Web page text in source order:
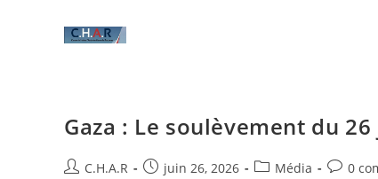
Gaza : Le soulèvement du
C.H.A.R juin 26, 2026 Média 0